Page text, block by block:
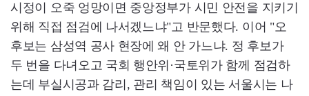
시정이 오죽 엉망이면 중앙정부가 시민 안전을 지키기
위해 직접 점검에 나서겠느냐"고 반문했다. 이어 "오
후보는 삼성역 공사 현장에 왜 안 가느냐. 정 후보가
두 번을 다녀오고 국회 행안위·국토위가 함께 점검하
는데 부실시공과 감리, 관리 책임이 있는 서울시는 나